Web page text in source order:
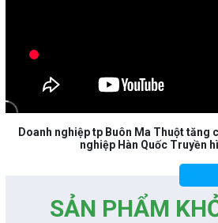
Doanh nghiệp tp Buôn Ma Thuột tăng
nghiệp Hàn Quốc Truyền
SẢN PHẨM